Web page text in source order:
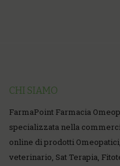
CHI SIAMO
FarmaPoint Farmacia
specializzata nella
online di prodotti
veterinario, Sat Terapia,